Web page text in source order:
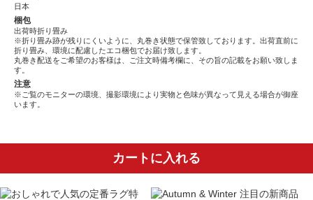
日本
梱包
出荷時折り畳み
※折り畳み跡が残りにくいように、丸巻き状態で保管致しております。出荷直前に
折り畳み、環境に配慮したエコ梱包でお届け致します。
丸巻き配送をご希望のお客様は、ご注文時備考欄に、その旨の記載をお願い致しま
す。
注意
※ご覧のモニターの環境、撮影環境により実物と色味が異なって見える場合が御座
います。
カートに入れる